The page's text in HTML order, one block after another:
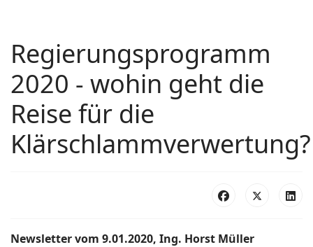
Regierungsprogramm
2020 - wohin geht die
Reise für die
Klärschlammverwertung?
Newsletter vom 9.01.2020, Ing. Horst Müller